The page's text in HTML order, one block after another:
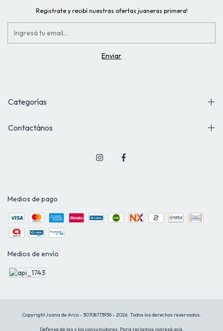
Registrate y recibí nuestras ofertas juaneras primera!
Categorías
Contactános
Medios de pago
Medios de envío
Copyright Juana de Arco - 30708773936 - 2026. Todos los derechos reservados.
Defensa de las y los consumidores. Para reclamosingresá acá.